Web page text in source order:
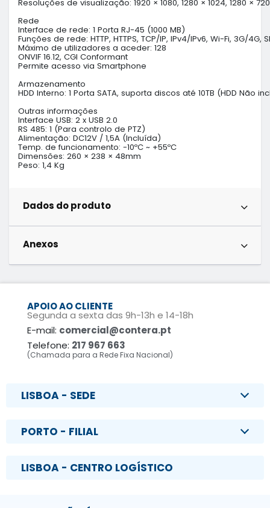
Resoluções de visualização: 1920 × 1080, 1280 × 1024, 1280 × 720
Rede
Interface de rede: 1 Porta RJ-45 (1000 MB)
Funções de rede: HTTP, HTTPS, TCP/IP, IPv4/IPv6, Wi-Fi, 3G/4G,
Máximo de utilizadores a aceder: 128
ONVIF 16.12, CGI Conformant
Permite acesso via Smartphone
Armazenamento
HDD Interno: 1 Porta SATA, suporta discos até 10TB (HDD Não
Outras informações
Interface USB: 2 x USB 2.0
RS 485: 1 (Para controlo de PTZ)
Alimentação: DC12V / 1,5A (Incluída)
Temp. de funcionamento: -10ºC ~ +55ºC
Dimensões: 260 × 238 × 48mm
Peso: 1,4 Kg
Dados do produto
Anexos
APOIO AO CLIENTE
Segunda a sexta das 9h-13h e 14-18h
E-mail: comercial@contera.pt
Telefone: 217 967 663
(Chamada para a Rede Fixa Nacional)
LISBOA - SEDE
PORTO - FILIAL
LISBOA - CENTRO LOGÍSTICO